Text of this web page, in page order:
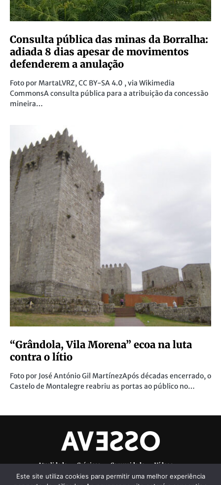
Consulta pública das minas da Borralha:
adiada 8 dias apesar de movimentos
defenderem a anulação
Foto por MartaLVRZ, CC BY-SA 4.0 , via Wikimedia
CommonsA consulta pública para a atribuição da concessão
mineira…
“Grândola, Vila Morena” ecoa na luta
contra o lítio
Foto por José António Gil MartínezApós décadas encerrado, o
Castelo de Montalegre reabriu as portas ao público no…
Atualidade Crónicas Comunidade
Vídeos
Denúncias Ambientais
Ficha Técnica
Este site utiliza cookies para permitir uma melhor experiência